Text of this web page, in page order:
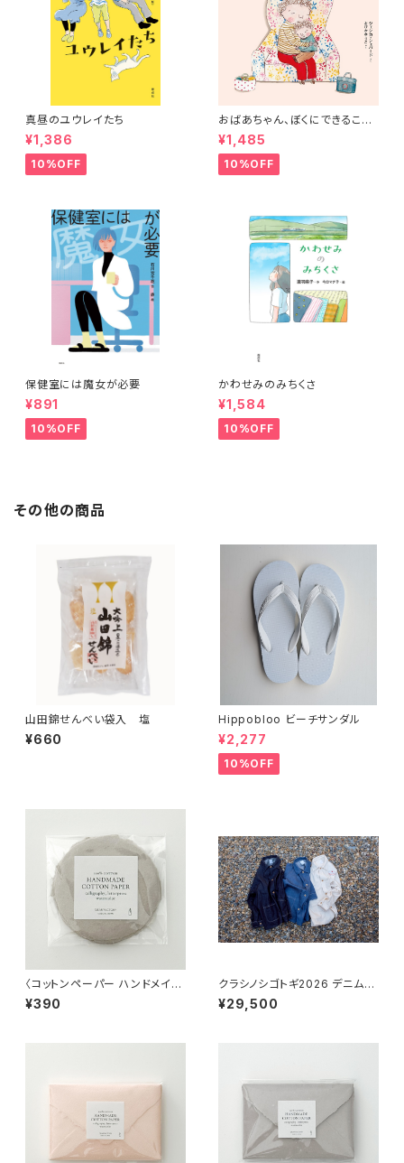
真昼のユウレイたち
¥1,386
10%OFF
おばあちゃん、ぼくにできること
ある？
¥1,485
10%OFF
保健室には魔女が必要
¥891
10%OFF
かわせみのみちくさ
¥1,584
10%OFF
その他の商品
山田錦せんべい袋入 塩
¥660
Hippobloo ビーチサンダル
¥2,277
10%OFF
〈コットンペーパー ハンドメイド
日本製〉ラウンドカード グレー
ジュ
¥390
クラシノシゴトギ2026 デニムジ
ャケット
¥29,500